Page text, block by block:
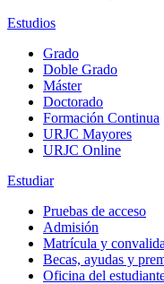
Estudios
Grado
Doble Grado
Máster
Doctorado
Formación Continua
URJC Mayores
URJC Online
Estudiar
Pruebas de acceso
Admisión
Matrícula y
Becas, ayudas y
Oficina del